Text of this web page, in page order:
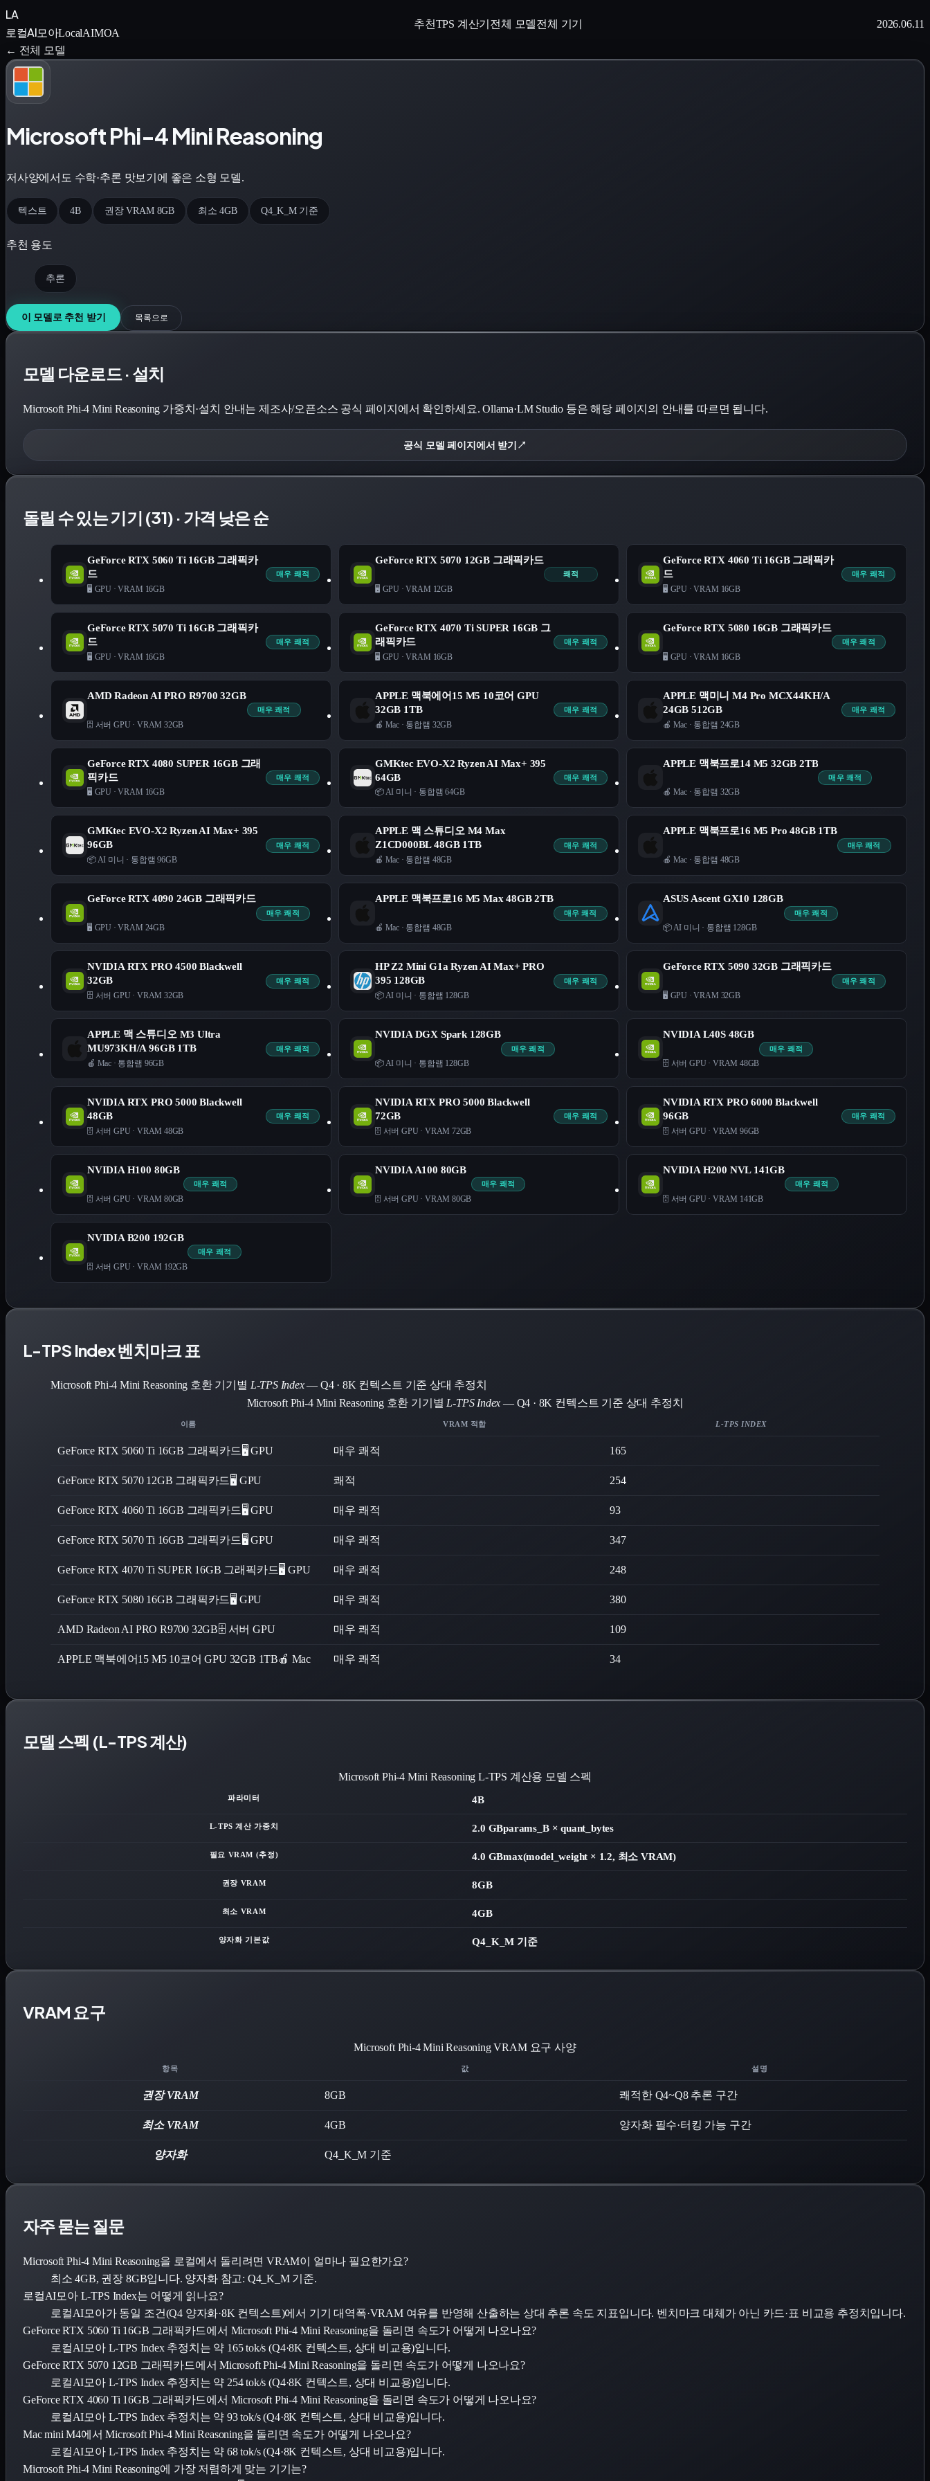
LA
로컬AI모아LocalAIMOA
추천TPS 계산기 전체 모델전체 기기 2026.06.11
← 전체 모델
Microsoft Phi-4 Mini Reasoning
저사양에서도 수학·추론 맛보기에 좋은 소형 모델.
텍스트 4B 권장 VRAM 8GB 최소 4GB Q4_K_M 기준
추천 용도
추론
이 모델로 추천 받기 목록으로
모델 다운로드 · 설치
Microsoft Phi-4 Mini Reasoning 가중치·설치 안내는 제조사/오픈소스 공식 페이지에서 확인하세요. Ollama·LM Studio 등은 해당 페이지의 안내를 따르면 됩니다.
공식 모델 페이지에서 받기 ↗
돌릴 수 있는 기기 (31) · 가격 낮은 순
GeForce RTX 5060 Ti 16GB 그래픽카
드
🖥️ GPU · VRAM 16GB
매우 쾌적
GeForce RTX 5070 12GB 그래픽카드
🖥️ GPU · VRAM 12GB
쾌적
GeForce RTX 4060 Ti 16GB 그래픽카
드
🖥️ GPU · VRAM 16GB
매우 쾌적
GeForce RTX 5070 Ti 16GB 그래픽카
드
🖥️ GPU · VRAM 16GB
매우 쾌적
GeForce RTX 4070 Ti SUPER 16GB 그
래픽카드
🖥️ GPU · VRAM 16GB
매우 쾌적
GeForce RTX 5080 16GB 그래픽카드
🖥️ GPU · VRAM 16GB
매우 쾌적
AMD Radeon AI PRO R9700 32GB
🗄️ 서버 GPU · VRAM 32GB
매우 쾌적
APPLE 맥북에어15 M5 10코어 GPU
32GB 1TB
🍎 Mac · 통합램 32GB
매우 쾌적
APPLE 맥미니 M4 Pro MCX44KH/A
24GB 512GB
🍎 Mac · 통합램 24GB
매우 쾌적
GeForce RTX 4080 SUPER 16GB 그래
픽카드
🖥️ GPU · VRAM 16GB
매우 쾌적
GMKtec EVO-X2 Ryzen AI Max+ 395
64GB
📦 AI 미니 · 통합램 64GB
매우 쾌적
APPLE 맥북프로14 M5 32GB 2TB
🍎 Mac · 통합램 32GB
매우 쾌적
GMKtec EVO-X2 Ryzen AI Max+ 395
96GB
📦 AI 미니 · 통합램 96GB
매우 쾌적
APPLE 맥 스튜디오 M4 Max
Z1CD000BL 48GB 1TB
🍎 Mac · 통합램 48GB
매우 쾌적
APPLE 맥북프로16 M5 Pro 48GB 1TB
🍎 Mac · 통합램 48GB
매우 쾌적
GeForce RTX 4090 24GB 그래픽카드
🖥️ GPU · VRAM 24GB
매우 쾌적
APPLE 맥북프로16 M5 Max 48GB 2TB
🍎 Mac · 통합램 48GB
매우 쾌적
ASUS Ascent GX10 128GB
📦 AI 미니 · 통합램 128GB
매우 쾌적
NVIDIA RTX PRO 4500 Blackwell
32GB
🗄️ 서버 GPU · VRAM 32GB
매우 쾌적
HP Z2 Mini G1a Ryzen AI Max+ PRO
395 128GB
📦 AI 미니 · 통합램 128GB
매우 쾌적
GeForce RTX 5090 32GB 그래픽카드
🖥️ GPU · VRAM 32GB
매우 쾌적
APPLE 맥 스튜디오 M3 Ultra
MU973KH/A 96GB 1TB
🍎 Mac · 통합램 96GB
매우 쾌적
NVIDIA DGX Spark 128GB
📦 AI 미니 · 통합램 128GB
매우 쾌적
NVIDIA L40S 48GB
🗄️ 서버 GPU · VRAM 48GB
매우 쾌적
NVIDIA RTX PRO 5000 Blackwell
48GB
🗄️ 서버 GPU · VRAM 48GB
매우 쾌적
NVIDIA RTX PRO 5000 Blackwell
72GB
🗄️ 서버 GPU · VRAM 72GB
매우 쾌적
NVIDIA RTX PRO 6000 Blackwell
96GB
🗄️ 서버 GPU · VRAM 96GB
매우 쾌적
NVIDIA H100 80GB
🗄️ 서버 GPU · VRAM 80GB
매우 쾌적
NVIDIA A100 80GB
🗄️ 서버 GPU · VRAM 80GB
매우 쾌적
NVIDIA H200 NVL 141GB
🗄️ 서버 GPU · VRAM 141GB
매우 쾌적
NVIDIA B200 192GB
🗄️ 서버 GPU · VRAM 192GB
매우 쾌적
L-TPS Index 벤치마크 표
Microsoft Phi-4 Mini Reasoning 호환 기기별 L-TPS Index— Q4 · 8K 컨텍스트 기준 상대 추정치
Microsoft Phi-4 Mini Reasoning 호환 기기별 L-TPS Index — Q4 · 8K 컨텍스트 기준 상대 추정치
이름 VRAM 적합 L-TPS INDEX
GeForce RTX 5060 Ti 16GB 그래픽카드🖥️ GPU 매우 쾌적 165
GeForce RTX 5070 12GB 그래픽카드🖥️ GPU 쾌적 254
GeForce RTX 4060 Ti 16GB 그래픽카드🖥️ GPU 매우 쾌적 93
GeForce RTX 5070 Ti 16GB 그래픽카드🖥️ GPU 매우 쾌적 347
GeForce RTX 4070 Ti SUPER 16GB 그래픽카드🖥️ GPU 매우 쾌적 248
GeForce RTX 5080 16GB 그래픽카드🖥️ GPU 매우 쾌적 380
AMD Radeon AI PRO R9700 32GB🗄️ 서버 GPU 매우 쾌적 109
APPLE 맥북에어15 M5 10코어 GPU 32GB 1TB🍎 Mac 매우 쾌적 34
모델 스펙 (L-TPS 계산)
Microsoft Phi-4 Mini Reasoning L-TPS 계산용 모델 스펙
파라미터 4B
L-TPS 계산 가중치 2.0 GBparams_B × quant_bytes
필요 VRAM (추정) 4.0 GBmax(model_weight × 1.2, 최소 VRAM)
권장 VRAM 8GB
최소 VRAM 4GB
양자화 기본값 Q4_K_M 기준
VRAM 요구
Microsoft Phi-4 Mini ReasoningVRAM 요구 사양
항목 값 설명
권장 VRAM 8GB 쾌적한 Q4~Q8 추론 구간
최소 VRAM 4GB 양자화 필수·터킹 가능 구간
양자화 Q4_K_M 기준
자주 묻는 질문
Microsoft Phi-4 Mini Reasoning을 로컬에서 돌리려면 VRAM이 얼마나 필요한가요?
최소 4GB, 권장 8GB입니다. 양자화 참고: Q4_K_M 기준.
로컬AI모아 L-TPS Index는 어떻게 읽나요?
로컬AI모아가 동일 조건(Q4 양자화·8K 컨텍스트)에서 기기 대역폭·VRAM 여유를 반영해 산출하는 상대 추론 속도 지표입니다. 벤치마크 대체가 아닌 카드·표 비교용 추정치입니다.
GeForce RTX 5060 Ti 16GB 그래픽카드에서 Microsoft Phi-4 Mini Reasoning을 돌리면 속도가 어떻게 나오나요?
로컬AI모아 L-TPS Index 추정치는 약 165 tok/s (Q4·8K 컨텍스트, 상대 비교용)입니다.
GeForce RTX 5070 12GB 그래픽카드에서 Microsoft Phi-4 Mini Reasoning을 돌리면 속도가 어떻게 나오나요?
로컬AI모아 L-TPS Index 추정치는 약 254 tok/s (Q4·8K 컨텍스트, 상대 비교용)입니다.
GeForce RTX 4060 Ti 16GB 그래픽카드에서 Microsoft Phi-4 Mini Reasoning을 돌리면 속도가 어떻게 나오나요?
로컬AI모아 L-TPS Index 추정치는 약 93 tok/s (Q4·8K 컨텍스트, 상대 비교용)입니다.
Mac mini M4에서 Microsoft Phi-4 Mini Reasoning을 돌리면 속도가 어떻게 나오나요?
로컬AI모아 L-TPS Index 추정치는 약 68 tok/s (Q4·8K 컨텍스트, 상대 비교용)입니다.
Microsoft Phi-4 Mini Reasoning에 가장 저렴하게 맞는 기기는?